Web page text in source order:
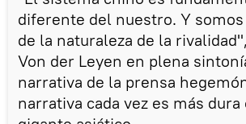
diferente del nuestro. Y
de la naturaleza de la
Von der Leyen en plena
narrativa de la prensa
narrativa cada vez es más dura